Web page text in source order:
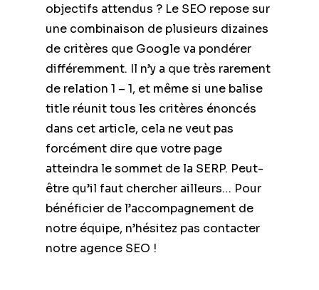
objectifs attendus ? Le SEO repose sur
une combinaison de plusieurs dizaines
de critères que Google va pondérer
différemment. Il n’y a que très rarement
de relation 1 – 1, et même si une balise
title réunit tous les critères énoncés
dans cet article, cela ne veut pas
forcément dire que votre page
atteindra le sommet de la SERP. Peut-
être qu’il faut chercher ailleurs… Pour
bénéficier de l’accompagnement de
notre équipe, n’hésitez pas contacter
notre agence SEO !